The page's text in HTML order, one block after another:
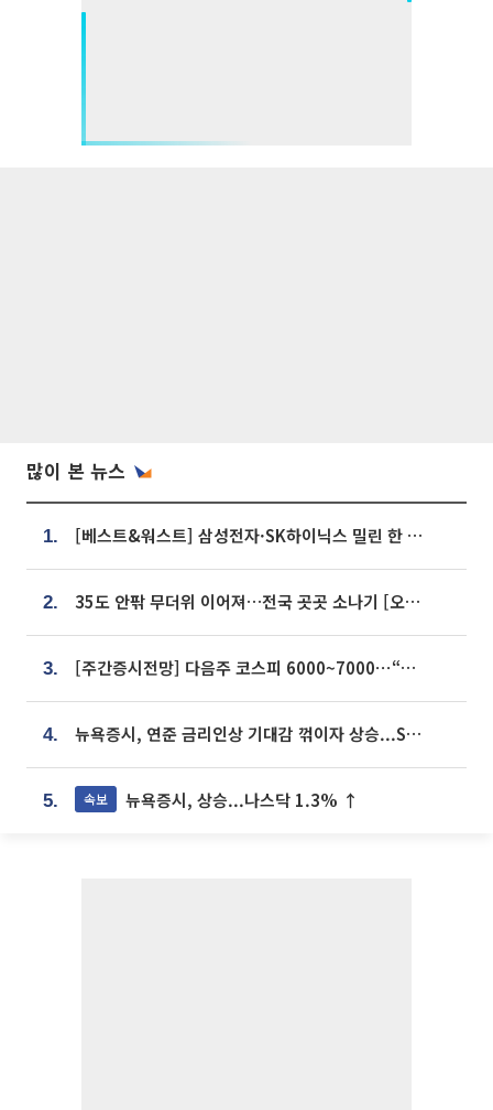
많이 본 뉴스
1. [베스트&워스트] 삼성전자·SK하이닉스 밀린 한 주…상상인증권은 85% 급등
2. 35도 안팎 무더위 이어져…전국 곳곳 소나기 [오늘 날씨]
3. [주간증시전망] 다음주 코스피 6000~7000⋯“外人 수급은 정책이 변수”
4. 뉴욕증시, 연준 금리인상 기대감 꺾이자 상승...S&P500 사상 최고치 [종합]
5. 속보 뉴욕증시, 상승...나스닥 1.3% ↑